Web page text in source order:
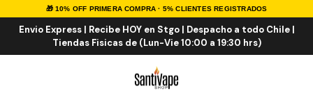
🎁 10% OFF PRIMERA COMPRA · 5% CLIENTES REGISTRADOS
Envio Express | Recibe HOY en Stgo | Despacho a todo Chile |
Tiendas Fisicas de (Lun-Vie 10:00 a 19:30 hrs)
Inicio E-LIQUID Frutal Mixed Berry 100ml